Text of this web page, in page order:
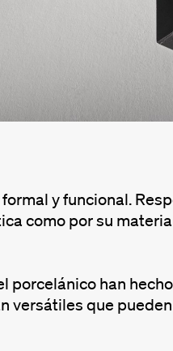
y funcional.
como por su
porcelánico han
versátiles que